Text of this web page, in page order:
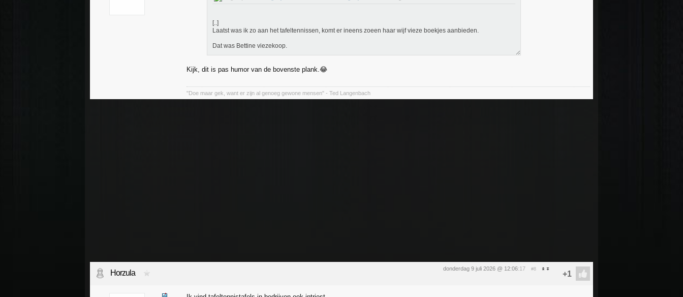
[..]
Laatst was ik zo aan het tafeltennissen, komt er ineens zoeen haar wijf vieze boekjes aanbieden.
Dat was Bettine viezekoop.
Kijk, dit is pas humor van de bovenste plank.😂
"Doe maar gek, want er zijn al genoeg gewone mensen" - Ted Langenbach
donderdag 9 juli 2026 @ 12:06:17 #8
Horzula